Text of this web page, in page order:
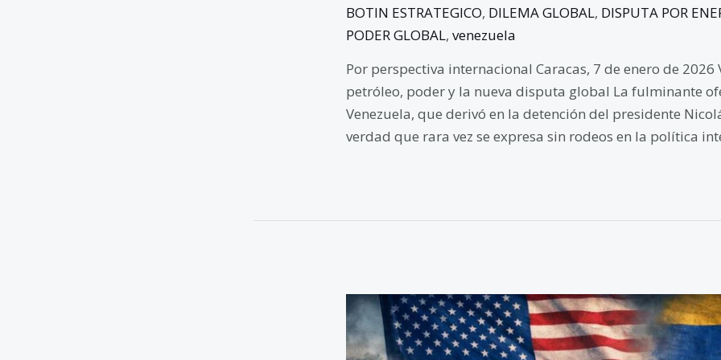
BOTIN ESTRATEGICO, DILEMA GLOBAL, DISPUTA POR
PODER GLOBAL, venezuela
Por perspectiva internacional Caracas, 7 de enero de
petróleo, poder y la nueva disputa global La fulminante
Venezuela, que derivó en la detención del presidente
verdad que rara vez se expresa sin rodeos en la política
El
ataque
de